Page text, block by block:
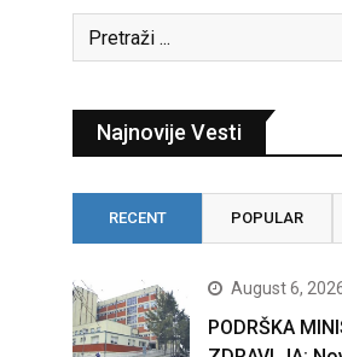
Najnovije Vesti
RECENT POPULAR
August 6,
PODRŠKA